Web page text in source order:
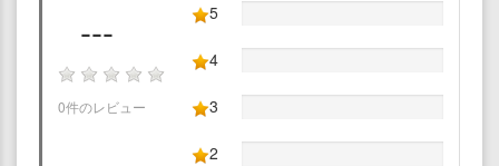
---
0件のレビュー
5
4
3
2